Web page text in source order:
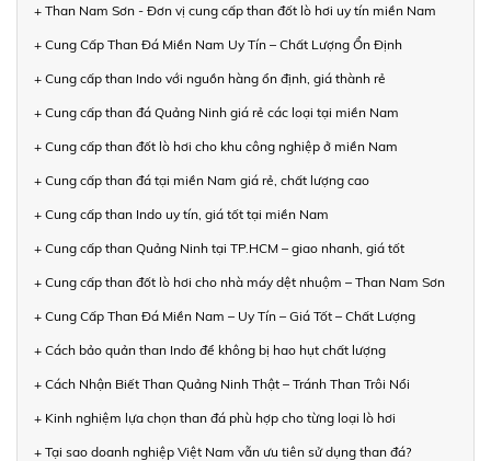
+ Than Nam Sơn - Đơn vị cung cấp than đốt lò hơi uy tín miền Nam
+ Cung Cấp Than Đá Miền Nam Uy Tín – Chất Lượng Ổn Định
+ Cung cấp than Indo với nguồn hàng ổn định, giá thành rẻ
+ Cung cấp than đá Quảng Ninh giá rẻ các loại tại miền Nam
+ Cung cấp than đốt lò hơi cho khu công nghiệp ở miền Nam
+ Cung cấp than đá tại miền Nam giá rẻ, chất lượng cao
+ Cung cấp than Indo uy tín, giá tốt tại miền Nam
+ Cung cấp than Quảng Ninh tại TP.HCM – giao nhanh, giá tốt
+ Cung cấp than đốt lò hơi cho nhà máy dệt nhuộm – Than Nam Sơn
+ Cung Cấp Than Đá Miền Nam – Uy Tín – Giá Tốt – Chất Lượng
+ Cách bảo quản than Indo để không bị hao hụt chất lượng
+ Cách Nhận Biết Than Quảng Ninh Thật – Tránh Than Trôi Nổi
+ Kinh nghiệm lựa chọn than đá phù hợp cho từng loại lò hơi
+ Tại sao doanh nghiệp Việt Nam vẫn ưu tiên sử dụng than đá?